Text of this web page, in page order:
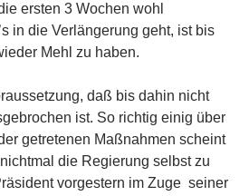
ersten 3 Wochen wohl
in die Verlängerung geht, ist bis
Mehl zu haben.
daß bis dahin nicht
ist. So richtig einig über
getretenen Maßnahmen scheint
die Regierung selbst zu
vorgestern im Zuge seiner